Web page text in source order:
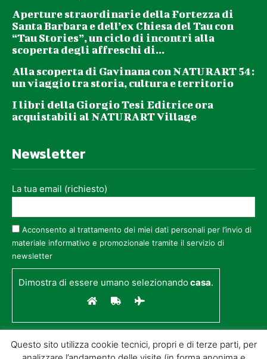
Aperture straordinarie della Fortezza di
Santa Barbara e dell’ex Chiesa del Tau con
“Tau Stories”, un ciclo di incontri alla
scoperta degli affreschi di...
Alla scoperta di Gavinana con NATURART 54:
un viaggio tra storia, cultura e territorio
I libri della Giorgio Tesi Editrice ora
acquistabili al NATURART Village
Newsletter
La tua email (richiesto)
Acconsento al trattamento dei miei dati personali per l’invio di
materiale informativo e promozionale tramite il servizio di
newsletter
Dimostra di essere umano selezionandocasa.
Questo sito utilizza cookie tecnici, propri e di terze parti, per